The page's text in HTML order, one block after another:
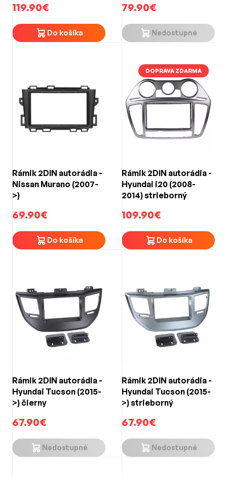
119.90€
Do košíka
79.90€
Nedostupné
Rámik 2DIN autorádia -
Nissan Murano (2007-
>)
69.90€
Do košíka
DOPRAVA ZDARMA
Rámik 2DIN autorádia -
Hyundai i20 (2008-
2014) strieborný
109.90€
Do košíka
Rámik 2DIN autorádia -
Hyundai Tucson (2015-
>) čierny
67.90€
Nedostupné
Rámik 2DIN autorádia -
Hyundai Tucson (2015-
>) strieborný
67.90€
Nedostupné